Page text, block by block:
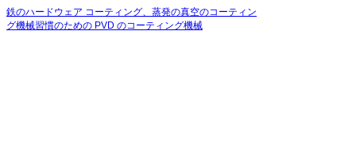
鉄のハードウェア コーティング、蒸発の真空のコーティン
グ機械習慣のための PVD のコーティング機械